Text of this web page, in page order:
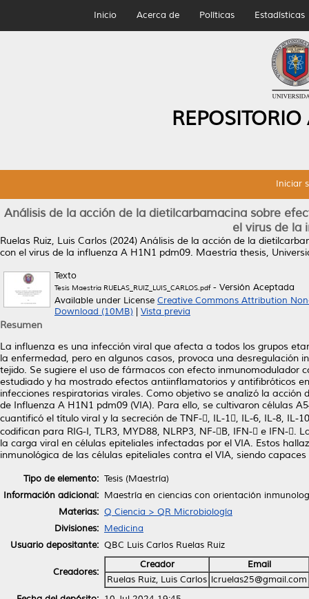
Inicio Acerca de Políticas Estadísticas
Iniciar
Análisis de la acción de la dietilcarbamacina sobre
el virus de la
Ruelas Ruiz, Luis Carlos (2024) Análisis de la acción de la
con el virus de la influenza A H1N1 pdm09. Maestría thesis,
Texto
Tesis Maestría RUELAS_RUIZ_LUIS_CARLOS.pdf- Versión Aceptada
Available under License Creative Commons Attribution
Download (10MB)
Vista previa
Resumen
La influenza es una infección viral que afecta a todos los grupos
la enfermedad, pero en algunos casos, provoca una desregulación
tejido. Se sugiere el uso de fármacos con efecto inmunomodulador
estudiado y ha mostrado efectos antiinflamatorios y antifibróticos
infecciones respiratorias virales. Como objetivo se analizó la
de Influenza A H1N1 pdm09 (VIA). Para ello, se cultivaron células
cuantificó el título viral y la secreción de TNF-, IL-1, IL-6, IL-8, IL-
codifican para RIG-I, TLR3, MYD88, NLRP3, NF-B, IFN- e IFN-.
la carga viral en células epiteliales infectadas por el VIA. Estos
inmunológica de las células epiteliales contra el VIA, siendo
Tipo de elemento: Tesis (Maestría)
Información adicional: Maestría en ciencias con orientación
Materias: Q Ciencia > QR Microbiología
Divisiones: Medicina
Usuario depositante: QBC Luis Carlos Ruelas Ruiz
Creadores:
Creador
Email
Ruelas Ruiz, Luis Carlos lcruelas25@gmail.com